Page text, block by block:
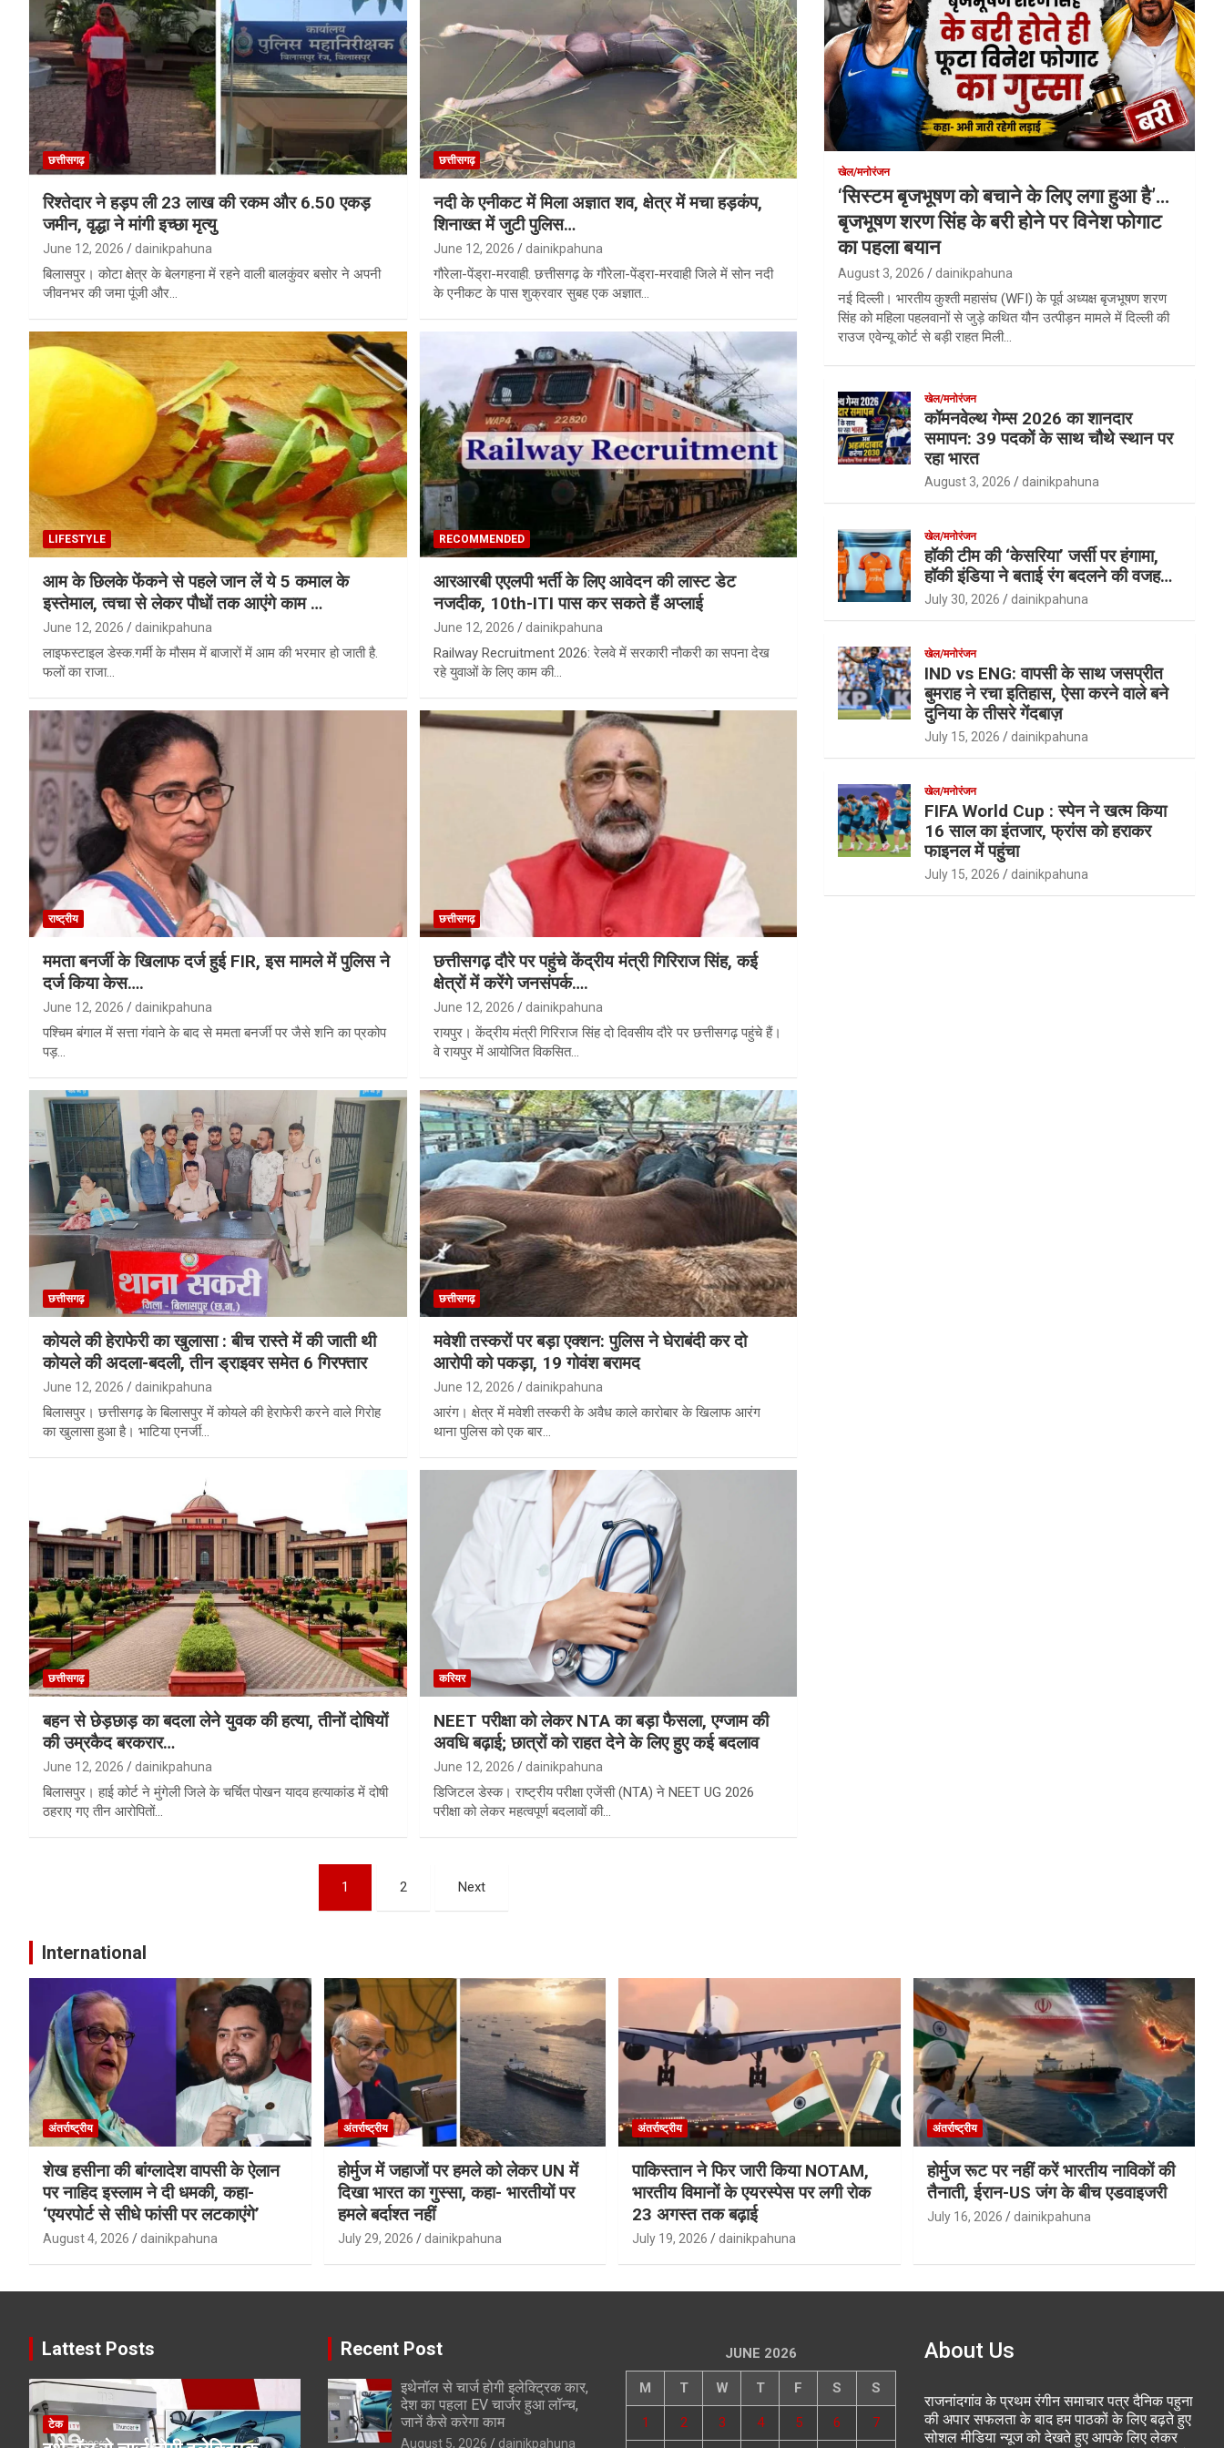
छत्तीसगढ़
रिश्तेदार ने हड़प ली 23 लाख की रकम और 6.50 एकड़
जमीन, वृद्धा ने मांगी इच्छा मृत्यु
June 12, 2026 dainikpahuna
बिलासपुर। कोटा क्षेत्र के बेलगहना में रहने वाली बालकुंवर बसोर ने अपनी
जीवनभर की जमा पूंजी और…
छत्तीसगढ़
नदी के एनीकट में मिला अज्ञात शव, क्षेत्र में मचा हड़कंप,
शिनाख्त में जुटी पुलिस…
June 12, 2026 dainikpahuna
गौरेला-पेंड्रा-मरवाही. छत्तीसगढ़ के गौरेला-पेंड्रा-मरवाही जिले में सोन नदी
के एनीकट के पास शुक्रवार सुबह एक अज्ञात…
LIFESTYLE
आम के छिलके फेंकने से पहले जान लें ये 5 कमाल के
इस्तेमाल, त्वचा से लेकर पौधों तक आएंगे काम …
June 12, 2026 dainikpahuna
लाइफस्टाइल डेस्क.गर्मी के मौसम में बाजारों में आम की भरमार हो जाती है.
फलों का राजा…
RECOMMENDED
आरआरबी एएलपी भर्ती के लिए आवेदन की लास्ट डेट
नजदीक, 10th-ITI पास कर सकते हैं अप्लाई
June 12, 2026 dainikpahuna
Railway Recruitment 2026: रेलवे में सरकारी नौकरी का सपना देख
रहे युवाओं के लिए काम की…
राष्ट्रीय
ममता बनर्जी के खिलाफ दर्ज हुई FIR, इस मामले में पुलिस ने
दर्ज किया केस….
June 12, 2026 dainikpahuna
पश्चिम बंगाल में सत्ता गंवाने के बाद से ममता बनर्जी पर जैसे शनि का प्रकोप
पड़…
छत्तीसगढ़
छत्तीसगढ़ दौरे पर पहुंचे केंद्रीय मंत्री गिरिराज सिंह, कई
क्षेत्रों में करेंगे जनसंपर्क….
June 12, 2026 dainikpahuna
रायपुर। केंद्रीय मंत्री गिरिराज सिंह दो दिवसीय दौरे पर छत्तीसगढ़ पहुंचे हैं।
वे रायपुर में आयोजित विकसित…
छत्तीसगढ़
कोयले की हेराफेरी का खुलासा : बीच रास्ते में की जाती थी
कोयले की अदला-बदली, तीन ड्राइवर समेत 6 गिरफ्तार
June 12, 2026 dainikpahuna
बिलासपुर। छत्तीसगढ़ के बिलासपुर में कोयले की हेराफेरी करने वाले गिरोह
का खुलासा हुआ है। भाटिया एनर्जी…
छत्तीसगढ़
मवेशी तस्करों पर बड़ा एक्शन: पुलिस ने घेराबंदी कर दो
आरोपी को पकड़ा, 19 गोवंश बरामद
June 12, 2026 dainikpahuna
आरंग। क्षेत्र में मवेशी तस्करी के अवैध काले कारोबार के खिलाफ आरंग
थाना पुलिस को एक बार…
छत्तीसगढ़
बहन से छेड़छाड़ का बदला लेने युवक की हत्या, तीनों दोषियों
की उम्रकैद बरकरार…
June 12, 2026 dainikpahuna
बिलासपुर। हाई कोर्ट ने मुंगेली जिले के चर्चित पोखन यादव हत्याकांड में दोषी
ठहराए गए तीन आरोपितों…
करियर
NEET परीक्षा को लेकर NTA का बड़ा फैसला, एग्जाम की
अवधि बढ़ाई; छात्रों को राहत देने के लिए हुए कई बदलाव
June 12, 2026 dainikpahuna
डिजिटल डेस्क। राष्ट्रीय परीक्षा एजेंसी (NTA) ने NEET UG 2026
परीक्षा को लेकर महत्वपूर्ण बदलावों की…
1 2 Next
खेल/मनोरंजन
‘सिस्टम बृजभूषण को बचाने के लिए लगा हुआ है’…
बृजभूषण शरण सिंह के बरी होने पर विनेश फोगाट
का पहला बयान
August 3, 2026 dainikpahuna
नई दिल्ली। भारतीय कुश्ती महासंघ (WFI) के पूर्व अध्यक्ष बृजभूषण शरण
सिंह को महिला पहलवानों से जुड़े कथित यौन उत्पीड़न मामले में दिल्ली की
राउज एवेन्यू कोर्ट से बड़ी राहत मिली…
खेल/मनोरंजन
कॉमनवेल्थ गेम्स 2026 का शानदार
समापन: 39 पदकों के साथ चौथे स्थान पर
रहा भारत
August 3, 2026 dainikpahuna
खेल/मनोरंजन
हॉकी टीम की ‘केसरिया’ जर्सी पर हंगामा,
हॉकी इंडिया ने बताई रंग बदलने की वजह…
July 30, 2026 dainikpahuna
खेल/मनोरंजन
IND vs ENG: वापसी के साथ जसप्रीत
बुमराह ने रचा इतिहास, ऐसा करने वाले बने
दुनिया के तीसरे गेंदबाज़
July 15, 2026 dainikpahuna
खेल/मनोरंजन
FIFA World Cup : स्पेन ने खत्म किया
16 साल का इंतजार, फ्रांस को हराकर
फाइनल में पहुंचा
July 15, 2026 dainikpahuna
International
अंतर्राष्ट्रीय
शेख हसीना की बांग्लादेश वापसी के ऐलान
पर नाहिद इस्लाम ने दी धमकी, कहा-
‘एयरपोर्ट से सीधे फांसी पर लटकाएंगे’
August 4, 2026 dainikpahuna
अंतर्राष्ट्रीय
होर्मुज में जहाजों पर हमले को लेकर UN में
दिखा भारत का गुस्सा, कहा- भारतीयों पर
हमले बर्दाश्त नहीं
July 29, 2026 dainikpahuna
अंतर्राष्ट्रीय
पाकिस्तान ने फिर जारी किया NOTAM,
भारतीय विमानों के एयरस्पेस पर लगी रोक
23 अगस्त तक बढ़ाई
July 19, 2026 dainikpahuna
अंतर्राष्ट्रीय
होर्मुज रूट पर नहीं करें भारतीय नाविकों की
तैनाती, ईरान-US जंग के बीच एडवाइजरी
July 16, 2026 dainikpahuna
Lattest Posts
टेक
Recent Post
इथेनॉल से चार्ज होगी इलेक्ट्रिक कार,
देश का पहला EV चार्जर हुआ लॉन्च,
जानें कैसे करेगा काम
August 5, 2026 dainikpahuna
JUNE 2026
M T W T F S S
1 2 3 4 5 6 7
About Us
राजनांदगांव के प्रथम रंगीन समाचार पत्र दैनिक पहुना
की अपार सफलता के बाद हम पाठकों के लिए बढ़ते हुए
सोशल मीडिया न्यूज को देखते हुए आपके लिए लेकर